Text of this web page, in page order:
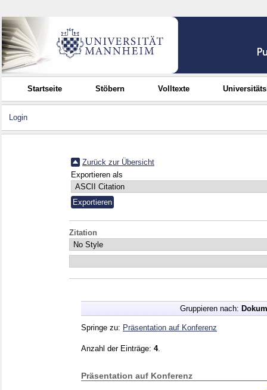
Startseite Stöbern Volltexte
Login
Zurück zur Übersicht
Exportieren als
Zitation
Gruppieren nach:
Springe zu: Präsentation auf Konferenz
Anzahl der Einträge: 4.
Präsentation auf Konferenz